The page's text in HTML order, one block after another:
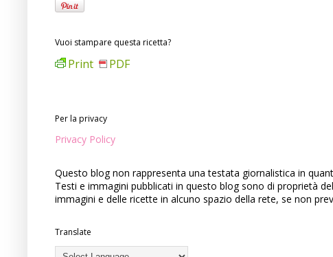
Vuoi stampare questa ricetta?
Print PDF
Per la privacy
Privacy Policy
Questo blog non rappresenta una testata giornalistica in
Testi e immagini pubblicati in questo blog sono di proprietà
immagini e delle ricette in alcuno spazio della rete, se non
Translate